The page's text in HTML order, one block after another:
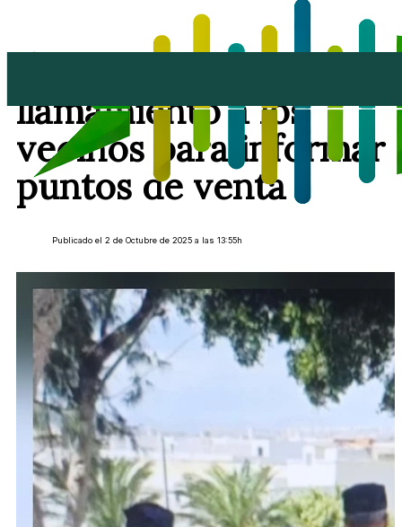
llamamiento a los
vecinos para informar
puntos de venta
Publicado el 2 de Octubre de 2025 a las 13:55h